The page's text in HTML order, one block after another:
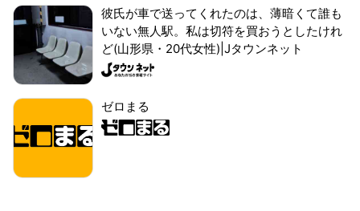
彼氏が車で送ってくれたのは、薄暗くて誰も
いない無人駅。私は切符を買おうとしたけれ
ど(山形県・20代女性)|Jタウンネット
ゼロまる